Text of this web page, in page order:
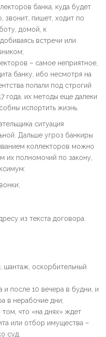
банка, куда будет
звонит, пишет, ходит по
домой, к
встречи или
– самое неприятное,
банку, ибо несмотря на
попали под строгий
года, их методы еще далеки
испортить жизнь.
ситуация
Дальше угроз банкиры
коллекторов можно
их полномочий по закону,
из текста договора.
оскорбительный
и после 10 вечера в будни, и
в нерабочие дни;
что «на днях» ждет
или отбор имущества –
суд.